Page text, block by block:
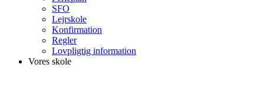
SFO
Lejrskole
Konfirmation
Regler
Lovpligtig information
Vores skole